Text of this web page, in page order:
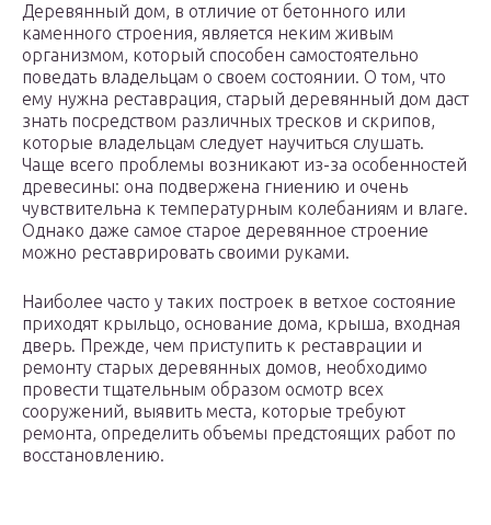
Деревянный дом, в отличие от бетонного или
каменного строения, является неким живым
организмом, который способен самостоятельно
поведать владельцам о своем состоянии. О том, что
ему нужна реставрация, старый деревянный дом даст
знать посредством различных тресков и скрипов,
которые владельцам следует научиться слушать.
Чаще всего проблемы возникают из-за особенностей
древесины: она подвержена гниению и очень
чувствительна к температурным колебаниям и влаге.
Однако даже самое старое деревянное строение
можно реставрировать своими руками.
Наиболее часто у таких построек в ветхое состояние
приходят крыльцо, основание дома, крыша, входная
дверь. Прежде, чем приступить к реставрации и
ремонту старых деревянных домов, необходимо
провести тщательным образом осмотр всех
сооружений, выявить места, которые требуют
ремонта, определить объемы предстоящих работ по
восстановлению.